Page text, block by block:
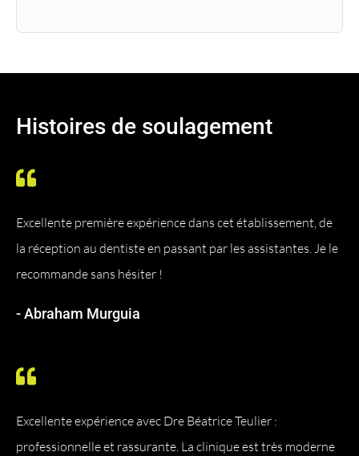
Histoires de soulagement
Excellente première expérience dans cet établissement, de
la réception au dentiste en passant par les assistantes. Je le
recommande sans hésiter !
- Abraham Murguia
Excellente expérience avec Dre Béatrice Teulier :
professionnelle et rassurante. La clinique est très moderne